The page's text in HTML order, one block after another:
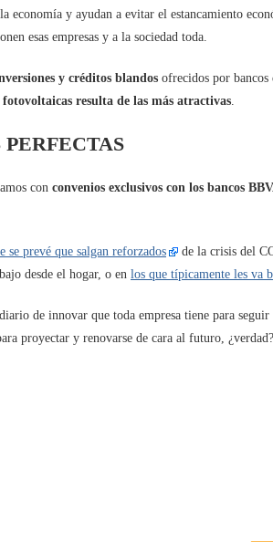
economía y ayudan a evitar el estancamiento
esas empresas y a la sociedad toda.
y créditos blandos ofrecidos por bancos
resulta de las más atractivas.
con convenios exclusivos con los bancos
se prevé que salgan reforzados
de la crisis del
desde el hogar, o en los que típicamente les va
de innovar que toda empresa tiene para seguir
proyectar y renovarse de cara al futuro, ¿verdad?